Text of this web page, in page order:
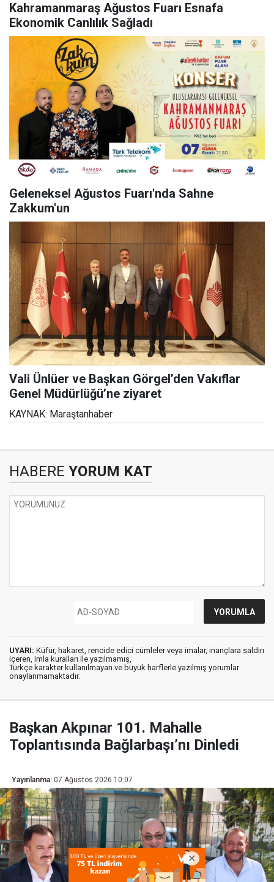
Kahramanmaraş Ağustos Fuarı Esnafa
Ekonomik Canlılık Sağladı
Geleneksel Ağustos Fuarı'nda Sahne
Zakkum'un
Vali Ünlüer ve Başkan Görgel’den Vakıflar
Genel Müdürlüğü’ne ziyaret
KAYNAK: Maraştanhaber
HABERE YORUM KAT
UYARI: Küfür, hakaret, rencide edici cümleler veya imalar, inançlara saldırı
içeren, imla kuralları ile yazılmamış,
Türkçe karakter kullanılmayan ve büyük harflerle yazılmış yorumlar
onaylanmamaktadır.
Başkan Akpınar 101. Mahalle
Toplantısında Bağlarbaşı’nı Dinledi
Yayınlanma: 07 Ağustos 2026 10:07